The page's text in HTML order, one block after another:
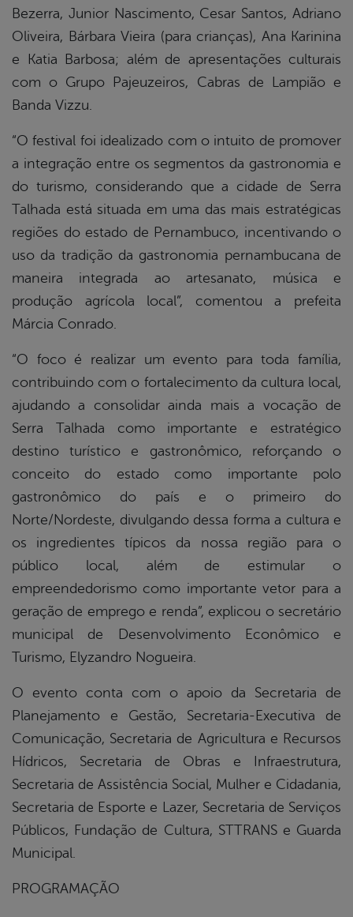
Bezerra, Junior Nascimento, Cesar Santos, Adriano
Oliveira, Bárbara Vieira (para crianças), Ana Karinina
e Katia Barbosa; além de apresentações culturais
com o Grupo Pajeuzeiros, Cabras de Lampião e
Banda Vizzu.
“O festival foi idealizado com o intuito de promover
a integração entre os segmentos da gastronomia e
do turismo, considerando que a cidade de Serra
Talhada está situada em uma das mais estratégicas
regiões do estado de Pernambuco, incentivando o
uso da tradição da gastronomia pernambucana de
maneira integrada ao artesanato, música e
produção agrícola local”, comentou a prefeita
Márcia Conrado.
“O foco é realizar um evento para toda família,
contribuindo com o fortalecimento da cultura local,
ajudando a consolidar ainda mais a vocação de
Serra Talhada como importante e estratégico
destino turístico e gastronômico, reforçando o
conceito do estado como importante polo
gastronômico do país e o primeiro do
Norte/Nordeste, divulgando dessa forma a cultura e
os ingredientes típicos da nossa região para o
público local, além de estimular o
empreendedorismo como importante vetor para a
geração de emprego e renda”, explicou o secretário
municipal de Desenvolvimento Econômico e
Turismo, Elyzandro Nogueira.
O evento conta com o apoio da Secretaria de
Planejamento e Gestão, Secretaria-Executiva de
Comunicação, Secretaria de Agricultura e Recursos
Hídricos, Secretaria de Obras e Infraestrutura,
Secretaria de Assistência Social, Mulher e Cidadania,
Secretaria de Esporte e Lazer, Secretaria de Serviços
Públicos, Fundação de Cultura, STTRANS e Guarda
Municipal.
PROGRAMAÇÃO